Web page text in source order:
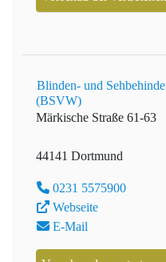
Blinden- und
(BSVW)
Märkische Straße 61-63
44141 Dortmund
0231 5575900
Webseite
E-Mail